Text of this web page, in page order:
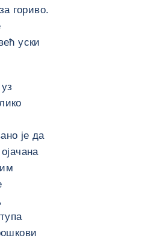
гориво.
уски
је да